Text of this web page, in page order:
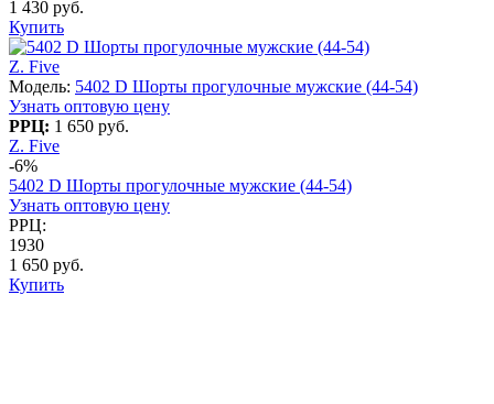
1 430 руб.
Купить
Z. Five
Модель: 5402 D Шорты прогулочные мужские (44-54)
Узнать оптовую цену
РРЦ: 1 650 руб.
Z. Five
-6%
5402 D Шорты прогулочные мужские (44-54)
Узнать оптовую цену
РРЦ:
1930
1 650 руб.
Купить